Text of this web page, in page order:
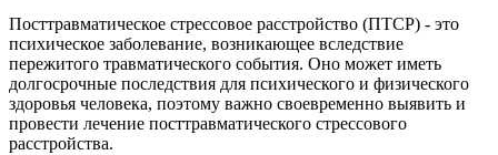
Посттравматическое стрессовое расстройство (ПТСР) - это
психическое заболевание, возникающее вследствие
пережитого травматического события. Оно может иметь
долгосрочные последствия для психического и физического
здоровья человека, поэтому важно своевременно выявить и
провести лечение посттравматического стрессового
расстройства.